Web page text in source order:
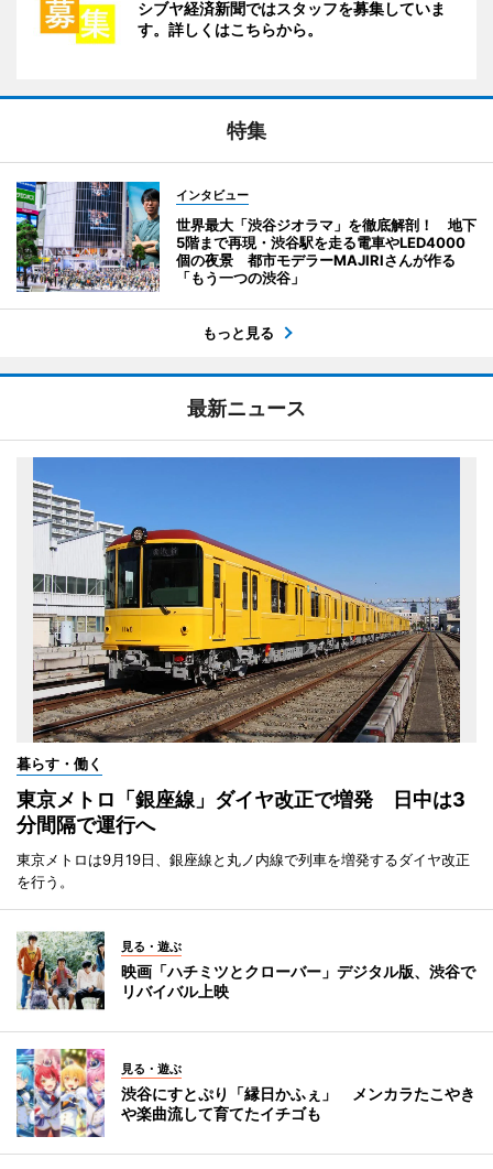
シブヤ経済新聞ではスタッフを募集していま
す。詳しくはこちらから。
特集
インタビュー
世界最大「渋谷ジオラマ」を徹底解剖！ 地下
5階まで再現・渋谷駅を走る電車やLED4000
個の夜景 都市モデラーMAJIRIさんが作る
「もう一つの渋谷」
もっと見る
最新ニュース
暮らす・働く
東京メトロ「銀座線」ダイヤ改正で増発 日中は3
分間隔で運行へ
東京メトロは9月19日、銀座線と丸ノ内線で列車を増発するダイヤ改正
を行う。
見る・遊ぶ
映画「ハチミツとクローバー」デジタル版、渋谷で
リバイバル上映
見る・遊ぶ
渋谷にすとぷり「縁日かふぇ」 メンカラたこやき
や楽曲流して育てたイチゴも